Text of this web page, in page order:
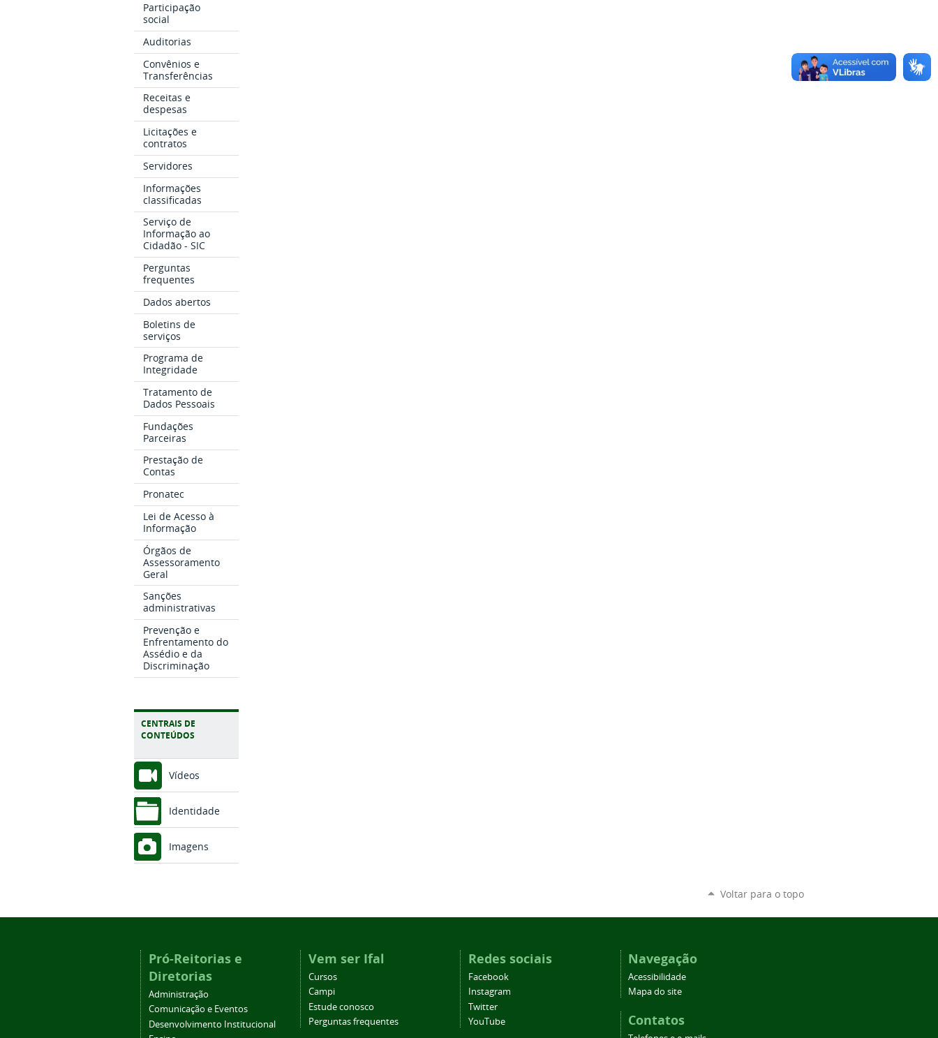
Participação
social
Auditorias
Convênios e
Transferências
Receitas e
despesas
Licitações e
contratos
Servidores
Informações
classificadas
Serviço de
Informação ao
Cidadão - SIC
Perguntas
frequentes
Dados abertos
Boletins de
serviços
Programa de
Integridade
Tratamento de
Dados Pessoais
Fundações
Parceiras
Prestação de
Contas
Pronatec
Lei de Acesso à
Informação
Órgãos de
Assessoramento
Geral
Sanções
administrativas
Prevenção e
Enfrentamento do
Assédio e da
Discriminação
CENTRAIS DE
CONTEÚDOS
Vídeos
Identidade
Imagens
Voltar para o topo
Pró-Reitorias e
Diretorias
Administração
Comunicação e Eventos
Desenvolvimento Institucional
Vem ser Ifal
Cursos
Campi
Estude conosco
Perguntas frequentes
Redes sociais
Facebook
Instagram
Twitter
YouTube
Navegação
Acessibilidade
Mapa do site
Contatos